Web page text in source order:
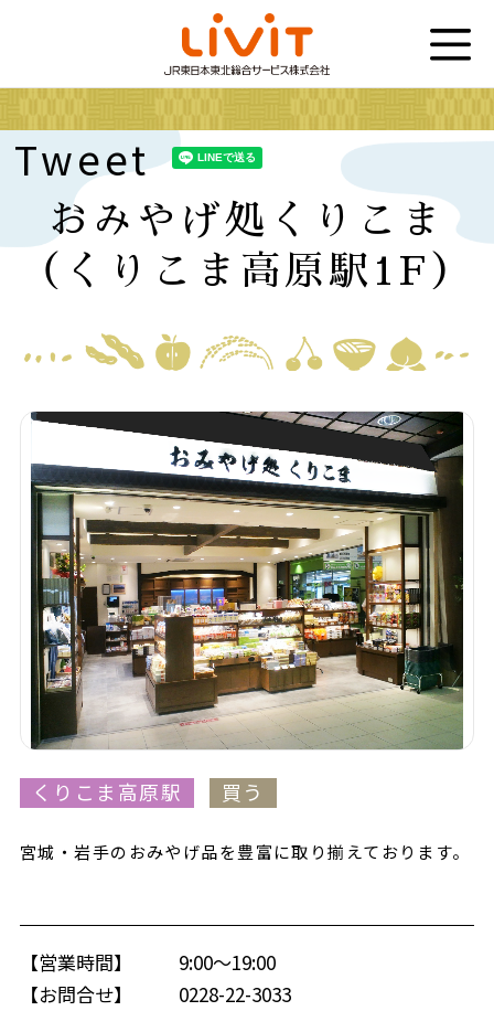
Tweet
おみやげ処くりこま
（くりこま高原駅1F）
くりこま高原駅 買う
宮城・岩手のおみやげ品を豊富に取り揃えております。
【営業時間】
9:00～19:00
【お問合せ】
0228-22-3033